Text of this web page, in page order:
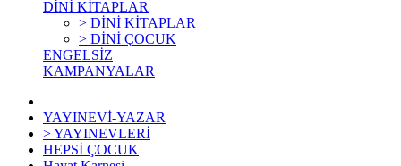
DİNİ KİTAPLAR
> DİNİ KİTAPLAR
> DİNİ ÇOCUK
ENGELSİZ
KAMPANYALAR
YAYINEVİ-YAZAR
> YAYINEVLERİ
HEPSİ ÇOCUK